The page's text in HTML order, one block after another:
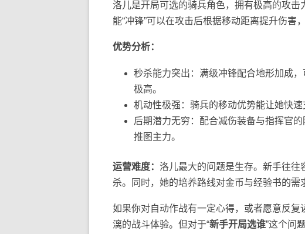
洛儿是开局可选的骑兵角色，拥有极高的攻
能“冲锋”可以在攻击后根据移动距离提升伤害
优势分析：
秒杀能力突出：满级冲锋配合地形加成
极高。
机动性极强：骑兵的移动优势能让她快速
后期潜力无穷：配合减伤装备与指挥官
推图主力。
运营难度： 洛儿最大的问题是生存。新手往往
杀。同时，她的培养路线对金币与经验书的需
如果你对自动作战有一定心得，或者愿意反
漓的战斗体验。但对于“新手开局选谁”这个问